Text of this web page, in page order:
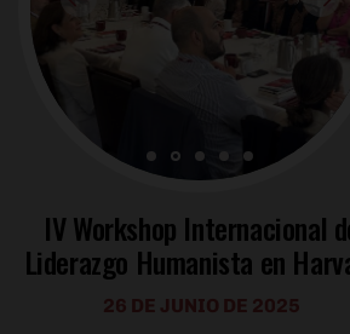
IV Workshop Internacional
Liderazgo Humanista en
26 DE JUNIO DE 2025